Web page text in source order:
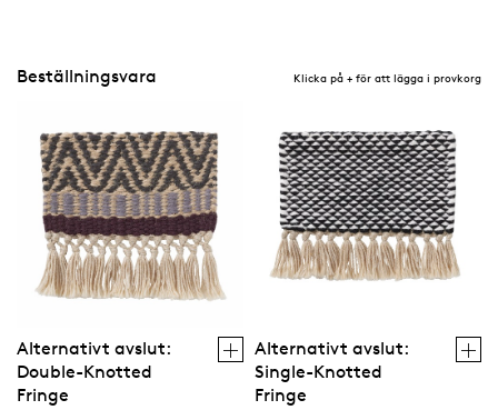
Beställningsvara Klicka på + för att lägga i provkorg
Alternativt avslut:
Double-Knotted
Fringe
Alternativt avslut:
Single-Knotted
Fringe